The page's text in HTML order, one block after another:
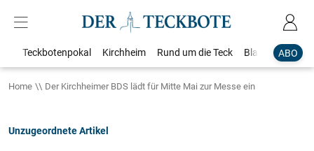
ABO
Teckbotenpokal Kirchheim Rund um die Teck Blaulicht
Home Der Kirchheimer BDS lädt für Mitte Mai zur Messe ein
Unzugeordnete Artikel